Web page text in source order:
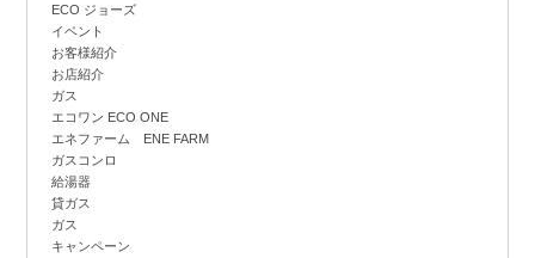
ECO ジョーズ
イベント
お客様紹介
お店紹介
ガス
エコワン ECO ONE
エネファーム ENE FARM
ガスコンロ
給湯器
貸ガス
ガス
キャンペーン